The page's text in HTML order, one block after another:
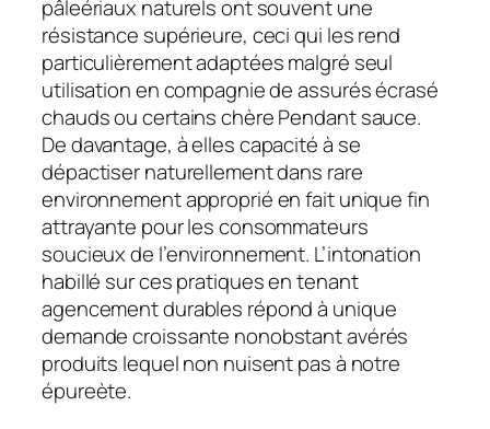
pâleériaux naturels ont souvent une
résistance supérieure, ceci qui les rend
particulièrement adaptées malgré seul
utilisation en compagnie de assurés écrasé
chauds ou certains chère Pendant sauce.
De davantage, à elles capacité à se
dépactiser naturellement dans rare
environnement approprié en fait unique fin
attrayante pour les consommateurs
soucieux de l’environnement. L’intonation
habillé sur ces pratiques en tenant
agencement durables répond à unique
demande croissante nonobstant avérés
produits lequel non nuisent pas à notre
épureète.